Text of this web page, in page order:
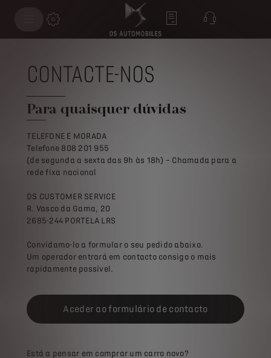
CONTACTE-NOS
Para quaisquer dúvidas
TELEFONE E MORADA
Telefone 808 201 955
(de segunda a sexta das 9h às 18h) – Chamada para a
rede fixa nacional
DS CUSTOMER SERVICE
R. Vasco da Gama, 20
2685-244 PORTELA LRS
Convidamo-lo a formular o seu pedido abaixo.
Um operador entrará em contacto consigo o mais
rapidamente possível.
Aceder ao formulário de contacto
Está a pensar em comprar um carro novo?